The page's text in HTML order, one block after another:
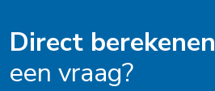
Direct berekenen
een vraag?